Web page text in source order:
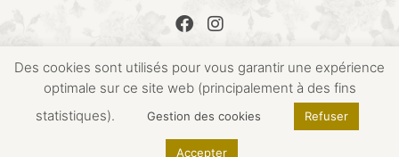
ACCÈS PRIVÉ
Des cookies sont utilisés pour vous garantir une expérience
optimale sur ce site web (principalement à des fins
statistiques).
Gestion des cookies Refuser
Accepter